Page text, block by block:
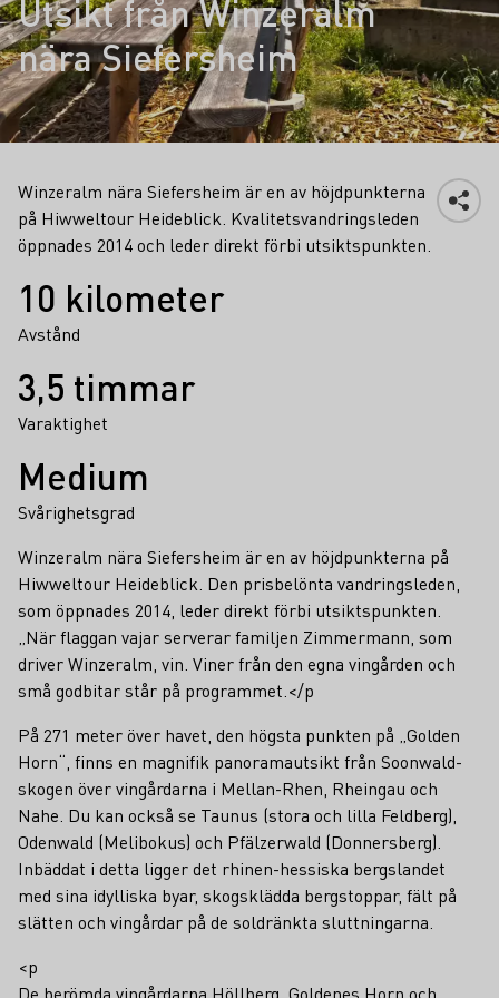
Utsikt från Winzeralm
nära Siefersheim
Winzeralm nära Siefersheim är en av höjdpunkterna
på Hiwweltour Heideblick. Kvalitetsvandringsleden
öppnades 2014 och leder direkt förbi utsiktspunkten.
Fakta
10 kilometer
Avstånd
3,5 timmar
Varaktighet
Medium
Svårighetsgrad
Winzeralm nära Siefersheim är en av höjdpunkterna på
Hiwweltour Heideblick. Den prisbelönta vandringsleden,
som öppnades 2014, leder direkt förbi utsiktspunkten.
„När flaggan vajar serverar familjen Zimmermann, som
driver Winzeralm, vin. Viner från den egna vingården och
små godbitar står på programmet.</p
På 271 meter över havet, den högsta punkten på „Golden
Horn“, finns en magnifik panoramautsikt från Soonwald-
skogen över vingårdarna i Mellan-Rhen, Rheingau och
Nahe. Du kan också se Taunus (stora och lilla Feldberg),
Odenwald (Melibokus) och Pfälzerwald (Donnersberg).
Inbäddat i detta ligger det rhinen-hessiska bergslandet
med sina idylliska byar, skogsklädda bergstoppar, fält på
slätten och vingårdar på de soldränkta sluttningarna.
<p
De berömda vingårdarna Höllberg, Goldenes Horn och